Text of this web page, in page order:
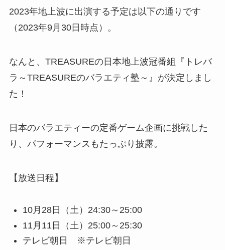
2023年地上波に出演する予定は以下の通りです
（2023年9月30日時点）。
なんと、TREASUREの日本地上波冠番組『トレバ
ラ～TREASUREのバラエティ塾～』が決定しまし
た！
日本のバラエティーの定番ゲーム企画に挑戦した
り、パフォーマンスもたっぷり披露。
【放送日程】
10月28日（土）24:30～25:00
11月11日（土）25:00～25:30
テレビ朝日 ※テレビ朝日